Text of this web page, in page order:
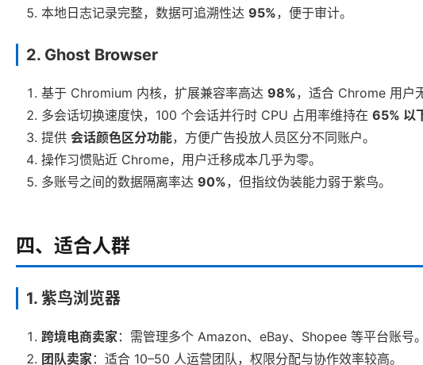
本地日志记录完整，数据可追溯性达 95%，便于审计。
2. Ghost Browser
基于 Chromium 内核，扩展兼容率高达 98%，适合 Chrome 用户
多会话切换速度快，100 个会话并行时 CPU 占用率维持在 65% 以
提供 会话颜色区分功能，方便广告投放人员区分不同账户。
操作习惯贴近 Chrome，用户迁移成本几乎为零。
多账号之间的数据隔离率达 90%，但指纹伪装能力弱于紫鸟。
四、适合人群
1. 紫鸟浏览器
跨境电商卖家：需管理多个 Amazon、eBay、Shopee 等平台账号。
团队卖家：适合 10–50 人运营团队，权限分配与协作效率较高。